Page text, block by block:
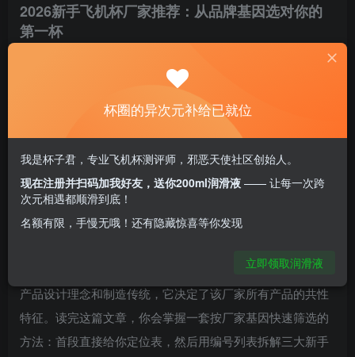
2026新手飞机杯厂家推荐：从品牌基因选对你的
第一杯
90%的新手选飞机杯选错了——不是型号选错，是厂家选
错。你可能花了两天翻遍测评帖子，最后买回来的杯子要么
刺激太猛用不了，要么手感像握着一坨橡皮。问题出在哪？
你一直在挑”哪款杯子好”，却从没问过”哪个厂家适合我”。
。所谓厂家基因，就是一家厂家最核心的
产品设计理念和制造传统，它决定了该厂家所有产品的共性
特征。读完这篇文章，你会掌握一套按厂家基因快速筛选的
方法：首段直接给你定位表，然后用编号列表拆解三大新手
杯圈的异次元补给已就位
我是杯子君，专业飞机杯测评师，邪恶天使社区创始人。
现在注册并扫码加我好友，送你200ml润滑液 —— 让每一次跨
次元相遇都顺滑到底！
名额有限，手慢无哦！还有隐藏惊喜等你发现
立即领取润滑液